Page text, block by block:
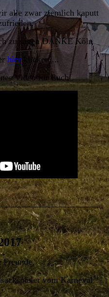
alle zwar ziemlich kaputt
zu sagen DANKE Köln
hierklicken....
Video für Euch
Freunde,
vom Karneval